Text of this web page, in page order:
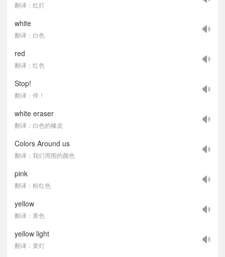
翻译：红灯
white
翻译：白色
red
翻译：红色
Stop!
翻译：停！
white eraser
翻译：白色的橡皮
Colors Around us
翻译：我们周围的颜色
pink
翻译：粉红色
yellow
翻译：黄色
yellow light
翻译：黄灯